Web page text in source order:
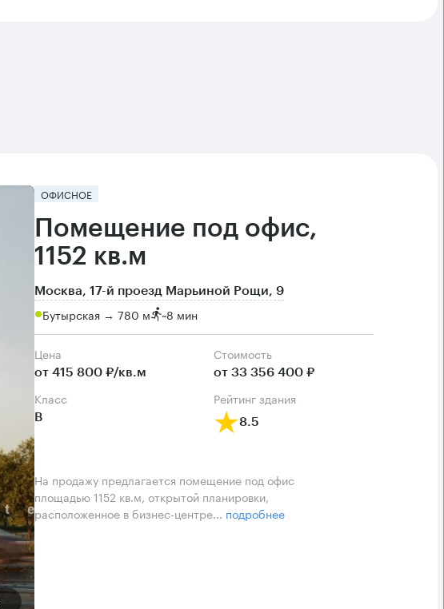
ОФИСНОЕ
Помещение под офис,
1152 кв.м
Москва, 17-й проезд Марьиной Рощи, 9
Бутырская → 780 м ~8 мин
Цена
от 415 800 ₽/кв.м
Cтоимость
от 33 356 400 ₽
класс
B
рейтинг здания
8.5
На продажу предлагается помещение под офис
площадью 1152 кв.м, открытой планировки,
расположенное в бизнес-центре... подробнее